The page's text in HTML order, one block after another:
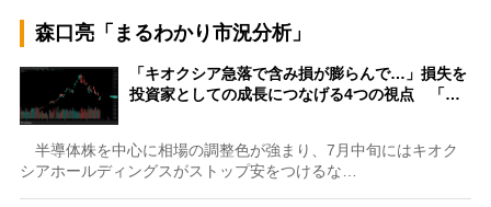
森口亮「まるわかり市況分析」
「キオクシア急落で含み損が膨らんで…」損失を
投資家としての成長につなげる4つの視点 「…
半導体株を中心に相場の調整色が強まり、7月中旬にはキオク
シアホールディングスがストップ安をつけるな…